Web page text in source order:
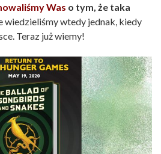
Was o tym, że taka
wiedzieliśmy wtedy jednak, kiedy
Teraz już wiemy!